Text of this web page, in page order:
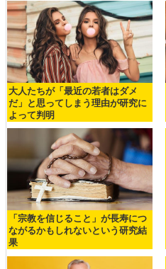
大人たちが「最近の若者はダメ
だ」と思ってしまう理由が研究に
よって判明
「宗教を信じること」が長寿につ
ながるかもしれないという研究結
果